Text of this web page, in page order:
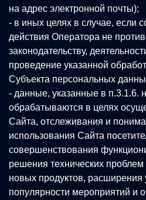
на адрес электронной почты);
- в иных целях в случае, если
действия Оператора не
законодательству,
проведение указанной
Субъекта персональных
- данные, указанные в п.3.1.6.
обрабатываются в целях
Сайта, отслеживания и
использования Сайта
совершенствования
решения технических проблем
новых продуктов, расширения
популярности мероприятий и